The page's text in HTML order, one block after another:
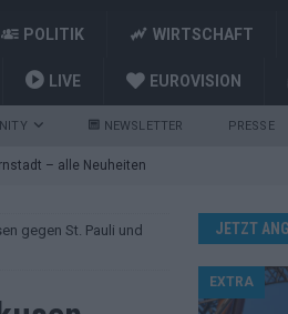
POLITIK WIRTSCHAFT
LIVE EUROVISION
NEWSLETTER PRESSE
– alle Neuheiten
Fragen
gegen St. Pauli und
JETZT
EXTRA